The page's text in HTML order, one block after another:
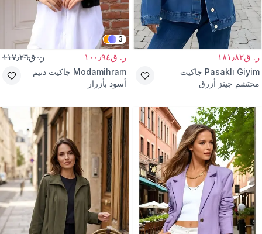
ر. ق١٨١٫٨٢
Pasaklı Giyim جاكيت
محتشم جينز أزرق
3
ر. ق١٠٠٫٩٤ ر. ق١١٧٫٢٦
Modamihram جاكيت دنيم
أسود بأزرار